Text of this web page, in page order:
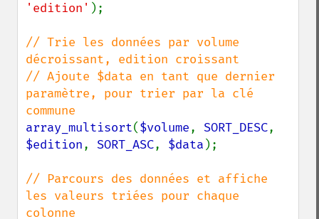
'edition' );
// Trie les données par volume
décroissant, edition croissant
// Ajoute $data en tant que dernier
paramètre, pour trier par la clé
array_multisort($volume, SORT_DESC
$edition, SORT_ASC, $data );
// Parcours des données et affiche
les valeurs triées pour chaque